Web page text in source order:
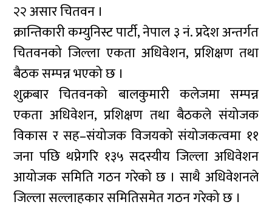
२२ असार चितवन ।
क्रान्तिकारी कम्युनिस्ट पार्टी, नेपाल ३ नं. प्रदेश अन्तर्गत
चितवनको जिल्ला एकता अधिवेशन, प्रशिक्षण तथा
बैठक सम्पन्न भएको छ ।
शुक्रबार चितवनको बालकुमारी कलेजमा सम्पन्न
एकता अधिवेशन, प्रशिक्षण तथा बैठकले संयोजक
विकास र सह–संयोजक विजयको संयोजकत्वमा ११
जना पछि थप्नेगरि १३५ सदस्यीय जिल्ला अधिवेशन
आयोजक समिति गठन गरेको छ । साथै अधिवेशनले
जिल्ला सल्लाहकार समितिसमेत गठन गरेको छ ।